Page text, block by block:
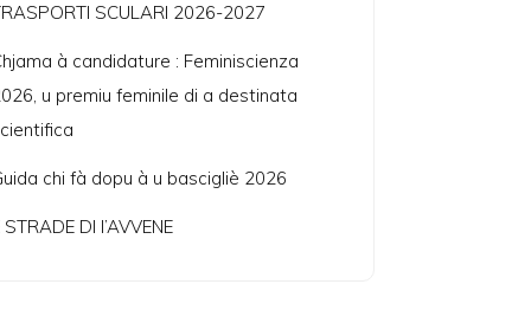
SCULARI 2026-2027
à candidature : Feminiscienza
u premiu feminile di a destinata
chi fà dopu à u bascigliè 2026
STRADE DI l’AVVENE